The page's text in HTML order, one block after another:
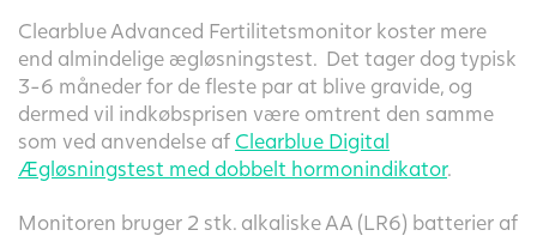
Clearblue Advanced Fertilitetsmonitor koster mere
end almindelige ægløsningstest. Det tager dog typisk
3-6 måneder for de fleste par at blive gravide, og
dermed vil indkøbsprisen være omtrent den samme
som ved anvendelse af Clearblue Digital
Ægløsningstest med dobbelt hormonindikator.
Monitoren bruger 2 stk. alkaliske AA (LR6) batterier af